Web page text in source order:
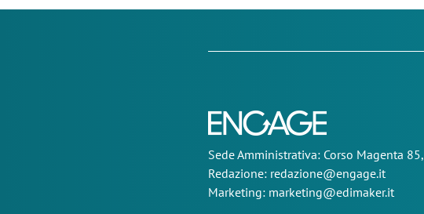
SedeAmministrativa: Corso Magenta 85,
Redazione: redazione@engage.it
Marketing: marketing@edimaker.it